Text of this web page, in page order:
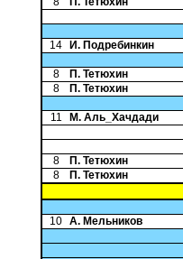
14
И. Подребинкин
8
П. Тетюхин
8
П. Тетюхин
11
М. Аль_Хачдади
8
П. Тетюхин
8
П. Тетюхин
10 А. Мельников